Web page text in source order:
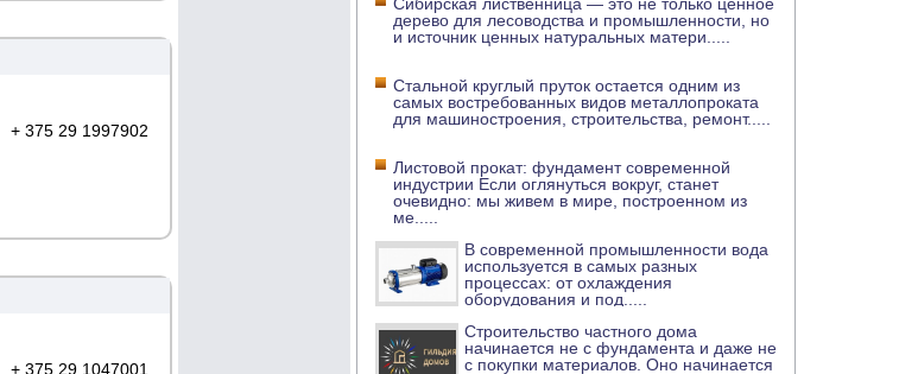
+ 375 29 1997902
+ 375 29 1047001
дерево для лесоводства и промышленности, но
и источник ценных натуральных матери
Стальной круглый пруток остается одним из
самых востребованных видов металлопроката
для машиностроения, строительства, ремонт.....
Листовой прокат: фундамент современной
индустрии Если оглянуться вокруг, станет
очевидно: мы живем в мире, построенном из
ме
В современной промышленности вода
используется в самых разных
процессах: от охлаждения
оборудования и под
Строительство частного дома
начинается не с фундамента и даже не
с покупки материалов. Оно начинается